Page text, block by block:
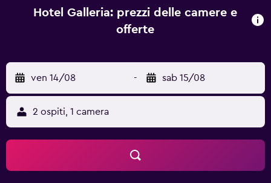
Hotel Galleria Subotica sorge nel cuore del quartiere
dedicato al divertimento di Subotica, a due passi da
Hotel Galleria: prezzi delle camere e
offerte
ven 14/08 - sab 15/08
2 ospiti, 1 camera